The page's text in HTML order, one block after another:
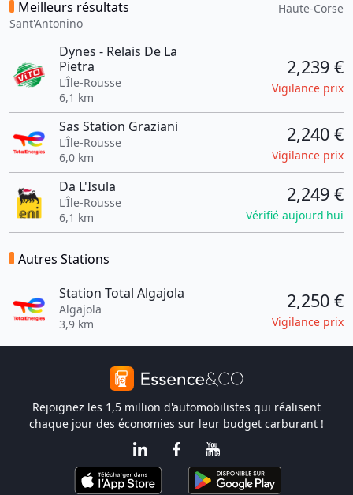
Meilleurs résultats
Sant'Antonino
Haute-Corse
Dynes - Relais De La
Pietra
L'Île-Rousse
6,1 km
2,239 €
Vigilance prix
Sas Station Graziani
L'Île-Rousse
6,0 km
2,240 €
Vigilance prix
Da L'Isula
L'Île-Rousse
6,1 km
2,249 €
Vérifié aujourd'hui
Autres Stations
Station Total Algajola
Algajola
3,9 km
2,250 €
Vigilance prix
Rejoignez les 1,5 million d'automobilistes qui réalisent
chaque jour des économies sur leur budget carburant !